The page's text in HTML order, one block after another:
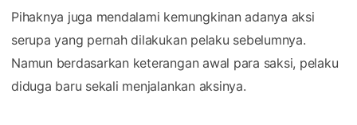
Pihaknya juga mendalami kemungkinan adanya aksi
serupa yang pernah dilakukan pelaku sebelumnya.
Namun berdasarkan keterangan awal para saksi, pelaku
diduga baru sekali menjalankan aksinya.